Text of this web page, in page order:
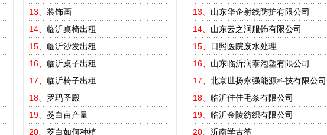
13、 装饰画
14、 临沂桌椅出租
15、 临沂沙发出租
16、 临沂桌子出租
17、 临沂椅子出租
18、 罗玛圣殿
19、 茭白亩产量
20、 茭白如何种植
13、 山东华企射线防护有限公司
14、 山东云之润服饰有限公司
15、
日照医院废水处理
16、 山东临沂润泰泡塑有限公司
17、 北京世扬永强能源科技有限公司
18、 临沂佳佳毛条有限公司
19、 临沂金陵纺织有限公司
20、 沂南学古筝